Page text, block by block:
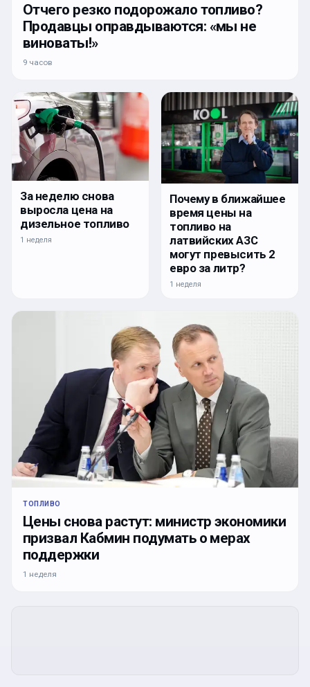
Отчего резко подорожало топливо?
Продавцы оправдываются: «мы не
виноваты!»
9 часов
За неделю снова
выросла цена на
дизельное топливо
1 неделя
Почему в ближайшее
время цены на
топливо на
латвийских АЗС
могут превысить 2
евро за литр?
1 неделя
ТОПЛИВО
Цены снова растут: министр экономики
призвал Кабмин подумать о мерах
поддержки
1 неделя